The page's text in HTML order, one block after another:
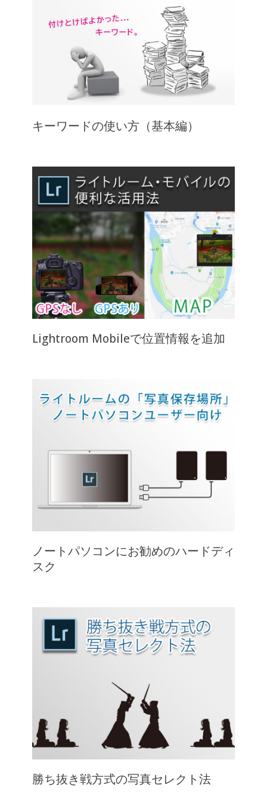
キーワードの使い方（基本編）
Lightroom Mobileで位置情報を追加
ノートパソコンにお勧めのハードディ
スク
勝ち抜き戦方式の写真セレクト法